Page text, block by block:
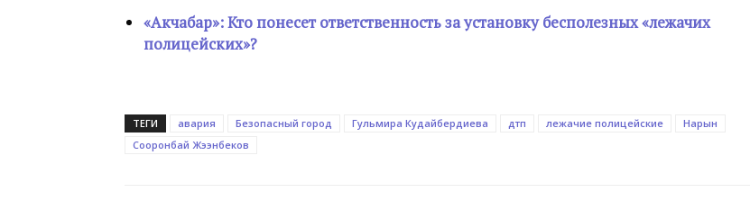
«Акчабар»: Кто понесет ответственность за установку бесполезных «лежачих
полицейских»?
ТЕГИ авария Безопасный город Гульмира Кудайбердиева дтп лежачие полицейские
Нарын
Сооронбай Жээнбеков